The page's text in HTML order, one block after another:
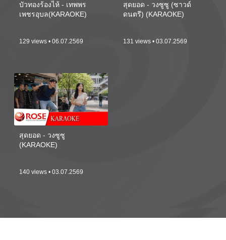
บัวทองร้องไห้ - เทพพร
เพชรอุบล(KARAOKE)
129 views • 06.07.2569
สุดยอด - วงซูซู (ซาวด์
ดนตรี) (KARAOKE)
131 views • 03.07.2569
สุดยอด - วงซูซู
(KARAOKE)
140 views • 03.07.2569